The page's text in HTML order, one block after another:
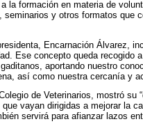
la formación en materia de
y otros formatos que
Encarnación Álvarez,
Ese concepto queda recogido
aportando nuestro
así como nuestra cercanía y
de Veterinarios, mostró
vayan dirigidas a mejorar la
servirá para afianzar lazos